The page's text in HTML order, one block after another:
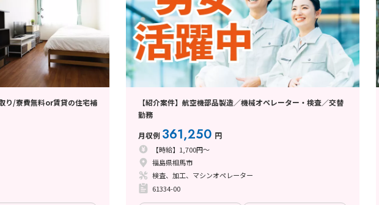
り/寮費無料or賃貸の住宅補
【紹介案件】航空機部品製造／機械オペレーター・検査／交替
勤務
月収例 361,250 円
【時給】1,700円～
福島県相馬市
検査、加工、マシンオペレーター
61334-00